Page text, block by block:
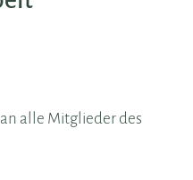
alle Mitglieder des